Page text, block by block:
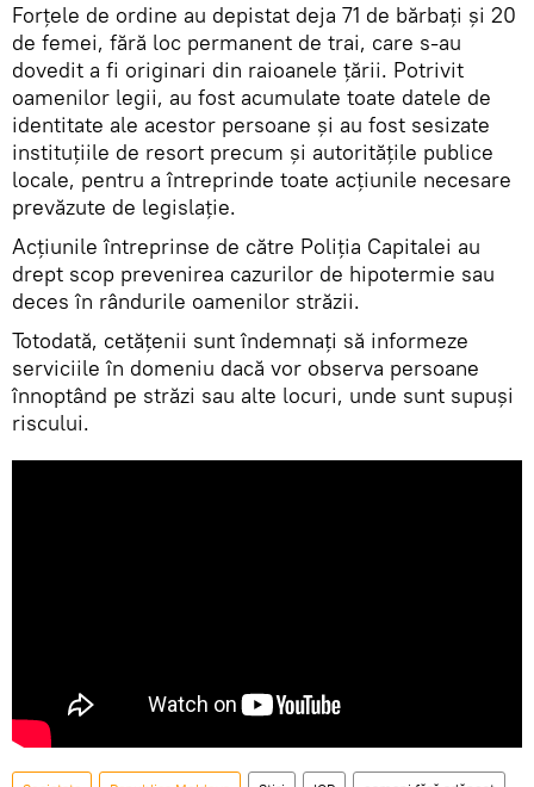
Forţele de ordine au depistat deja 71 de bărbaţi şi 20
de femei, fără loc permanent de trai, care s-au
dovedit a fi originari din raioanele ţării. Potrivit
oamenilor legii, au fost acumulate toate datele de
identitate ale acestor persoane și au fost sesizate
instituțiile de resort precum și autorităţile publice
locale, pentru a întreprinde toate acțiunile necesare
prevăzute de legislație.
Acțiunile întreprinse de către Poliţia Capitalei au
drept scop prevenirea cazurilor de hipotermie sau
deces în rândurile oamenilor străzii.
Totodată, cetățenii sunt îndemnați să informeze
serviciile în domeniu dacă vor observa persoane
înnoptând pe străzi sau alte locuri, unde sunt supuşi
riscului.